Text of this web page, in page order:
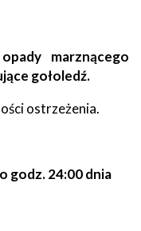
marznącego
gołoledź.
ostrzeżenia.
godz. 24:00 dnia